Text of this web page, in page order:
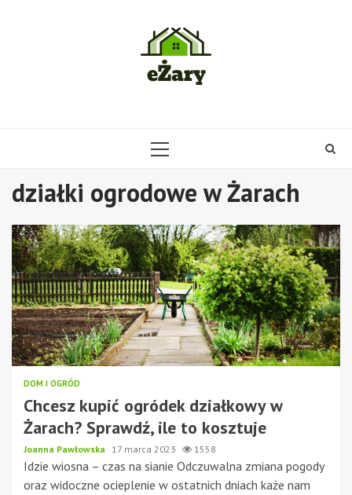
PRIMARY
działki ogrodowe w Żarach
DOM I OGRÓD
Chcesz kupić ogródek działkowy w
Żarach? Sprawdź, ile to kosztuje
Joanna Pawłowska 17 marca 2023 1558
Idzie wiosna – czas na sianie Odczuwalna zmiana pogody
oraz widoczne ocieplenie w ostatnich dniach każe nam